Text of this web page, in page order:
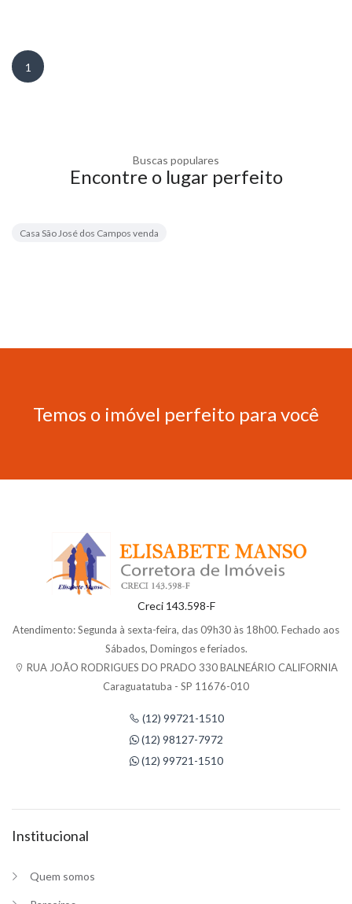
1
Buscas populares
Encontre o lugar perfeito
Casa São José dos Campos venda
Temos o imóvel perfeito para você
Creci 143.598-F
Atendimento: Segunda à sexta-feira, das 09h30 às 18h00. Fechado aos
Sábados, Domingos e feriados.
RUA JOÃO RODRIGUES DO PRADO 330 BALNEÁRIO CALIFORNIA
Caraguatatuba - SP 11676-010
(12) 99721-1510
(12) 98127-7972
(12) 99721-1510
Institucional
Quem somos